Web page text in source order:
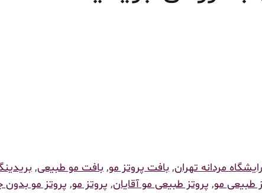
مردانه تهران, بافت پروتز مو, بافت مو طبیعی,
طبیعی مو, پروتز طبیعی مو آقایان, پروتز مو, پروتز مو